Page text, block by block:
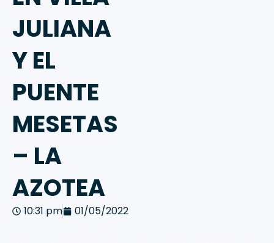
JULIANA
Y EL
PUENTE
MESETAS
– LA
AZOTEA
10:31 pm 01/05/2022